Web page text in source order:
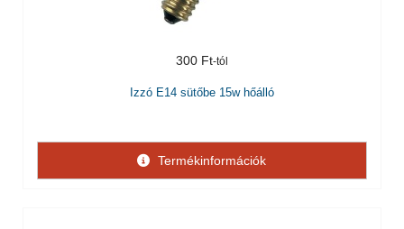
300 Ft
Izzó E14 sütőbe 15w hőálló
Termékinformációk